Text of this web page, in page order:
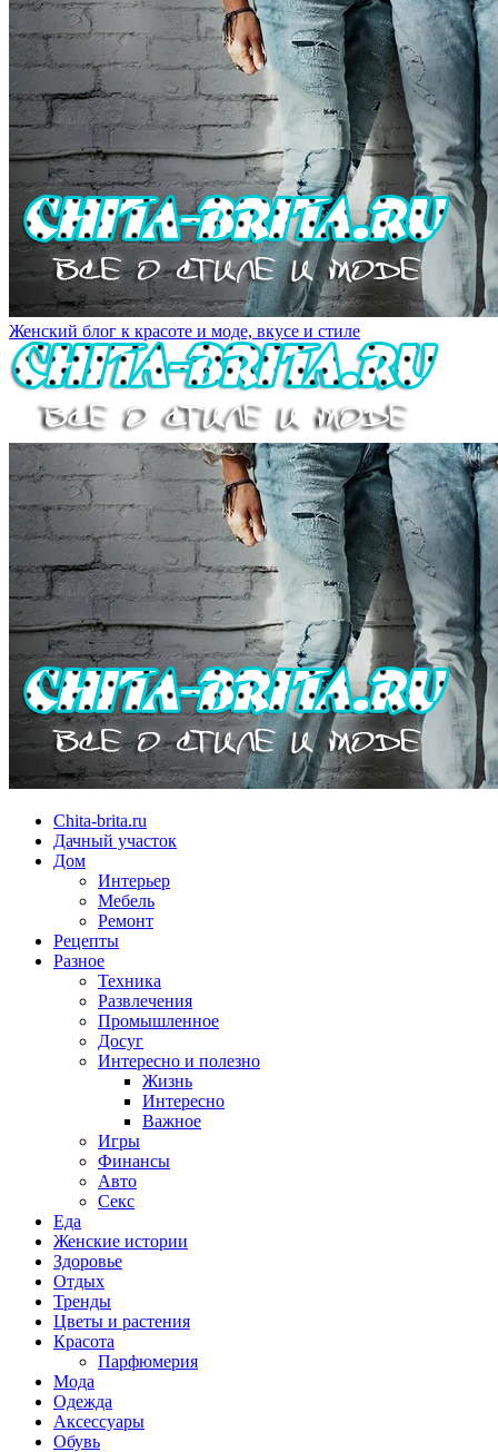
Женский блог к красоте и моде, вкусе и стиле
Chita-brita.ru
Дачный участок
Дом
Интерьер
Мебель
Ремонт
Рецепты
Разное
Техника
Развлечения
Промышленное
Досуг
Интересно и полезно
Жизнь
Интересно
Важное
Игры
Финансы
Авто
Секс
Еда
Женские истории
Здоровье
Отдых
Тренды
Цветы и растения
Красота
Парфюмерия
Мода
Одежда
Аксессуары
Обувь